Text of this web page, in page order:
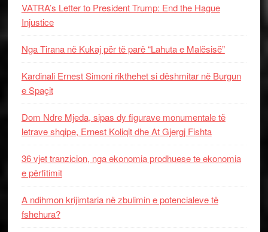
VATRA’s Letter to President Trump: End the Hague
Injustice
Nga Tirana në Kukaj për të parë “Lahuta e Malësisë”
Kardinali Ernest Simoni rikthehet si dëshmitar në Burgun
e Spaçit
Dom Ndre Mjeda, sipas dy figurave monumentale të
letrave shqipe, Ernest Koliqit dhe At Gjergj Fishta
36 vjet tranzicion, nga ekonomia prodhuese te ekonomia
e përfitimit
A ndihmon krijimtaria në zbulimin e potencialeve të
fshehura?